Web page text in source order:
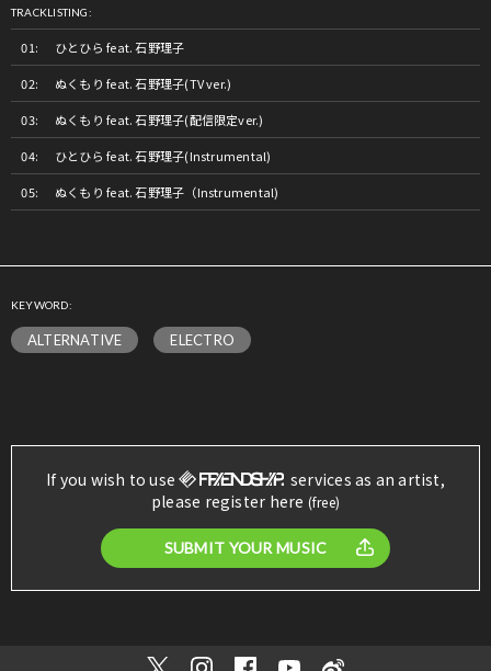
TRACKLISTING:
ひとひら feat. 石野理子
ぬくもり feat. 石野理子(TV ver.)
ぬくもり feat. 石野理子(配信限定ver.)
ひとひら feat. 石野理子(Instrumental)
ぬくもり feat. 石野理子（Instrumental)
KEYWORD:
ALTERNATIVE ELECTRO
If you wish to use
services as an artist,
please register here (free)
SUBMIT YOUR MUSIC